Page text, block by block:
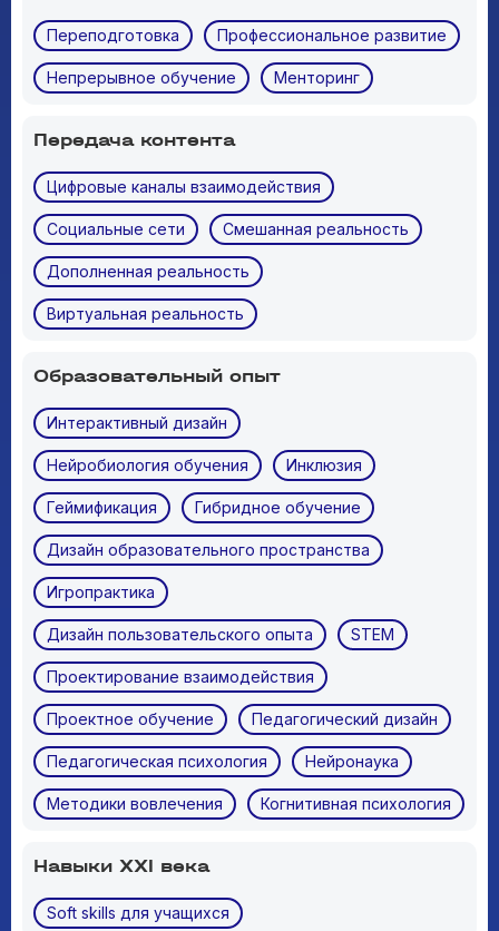
Переподготовка Профессиональное развитие
Непрерывное обучение Менторинг
Передача контента
Цифровые каналы взаимодействия
Социальные сети Смешанная реальность
Дополненная реальность
Виртуальная реальность
Образовательный опыт
Интерактивный дизайн
Нейробиология обучения Инклюзия
Геймификация Гибридное обучение
Дизайн образовательного пространства
Игропрактика
Дизайн пользовательского опыта STEM
Проектирование взаимодействия
Проектное обучение Педагогический дизайн
Педагогическая психология Нейронаука
Методики вовлечения Когнитивная психология
Навыки XXI века
Soft skills для учащихся